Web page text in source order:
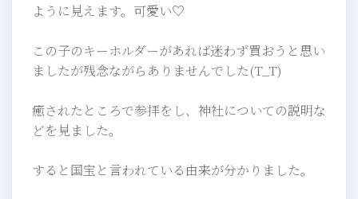
ように見えます。可愛い♡
この子のキーホルダーがあれば迷わず買おうと思い
ましたが残念ながらありませんでした(T_T)
癒されたところで参拝をし、神社についての説明な
どを見ました。
すると国宝と言われている由来が分かりました。